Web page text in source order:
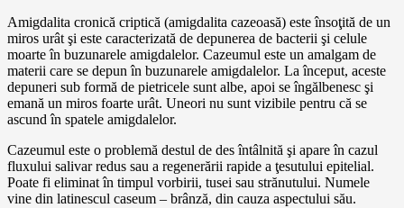
Amigdalita cronică criptică (amigdalita cazeoasă) este însoţită de un
miros urât şi este caracterizată de depunerea de bacterii şi celule
moarte în buzunarele amigdalelor. Cazeumul este un amalgam de
materii care se depun în buzunarele amigdalelor. La început, aceste
depuneri sub formă de pietricele sunt albe, apoi se îngălbenesc şi
emană un miros foarte urât. Uneori nu sunt vizibile pentru că se
ascund în spatele amigdalelor.
Cazeumul este o problemă destul de des întâlnită şi apare în cazul
fluxului salivar redus sau a regenerării rapide a ţesutului epitelial.
Poate fi eliminat în timpul vorbirii, tusei sau strănutului. Numele
vine din latinescul caseum – brânză, din cauza aspectului său.